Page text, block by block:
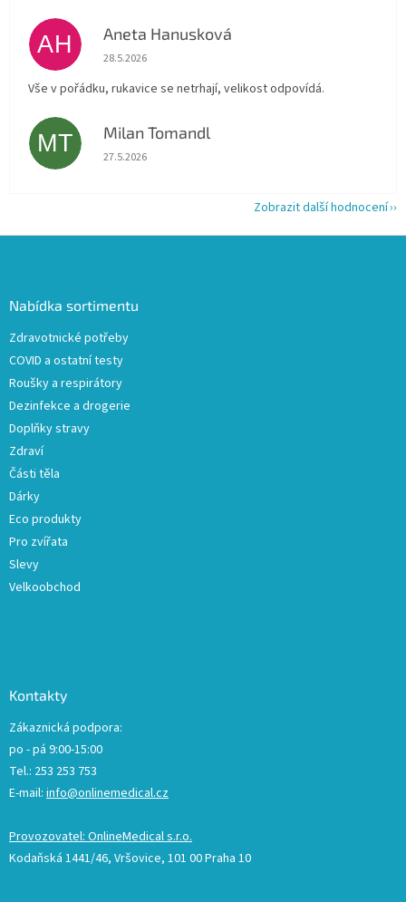
AH Aneta Hanusková
Hodnocení obchodu je 5 z 5 hvězdiček.
28.5.2026
Vše v pořádku, rukavice se netrhají, velikost odpovídá.
MT Milan Tomandl
Hodnocení obchodu je 5 z 5 hvězdiček.
27.5.2026
Zobrazit další hodnocení
Nabídka sortimentu
Zdravotnické potřeby
COVID a ostatní testy
Roušky a respirátory
Dezinfekce a drogerie
Doplňky stravy
Zdraví
Části těla
Dárky
Eco produkty
Pro zvířata
Slevy
Velkoobchod
Kontakty
Zákaznická podpora:
po - pá 9:00-15:00
Tel.: 253 253 753
E-mail: info@onlinemedical.cz
Provozovatel: OnlineMedical s.r.o.
Kodaňská 1441/46, Vršovice, 101 00 Praha 10